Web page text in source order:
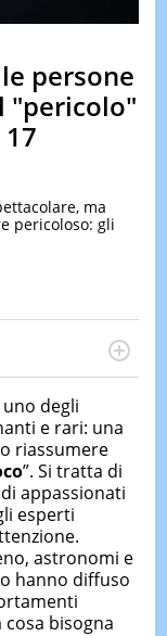
TEST
&
persone
"pericolo"
ma
pericoloso: gli
di
di America
testate ed
"La
degli
e rari: una
riassumere
”. Si tratta di
appassionati
esperti
astronomi e
hanno diffuso
cosa bisogna